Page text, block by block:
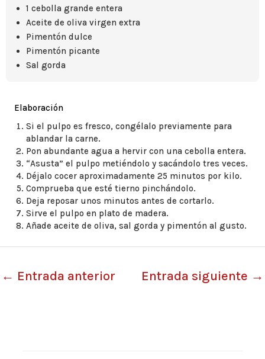
1 cebolla grande entera
Aceite de oliva virgen extra
Pimentón dulce
Pimentón picante
Sal gorda
Elaboración
Si el pulpo es fresco, congélalo previamente para
ablandar la carne.
Pon abundante agua a hervir con una cebolla entera.
“Asusta” el pulpo metiéndolo y sacándolo tres veces.
Déjalo cocer aproximadamente 25 minutos por kilo.
Comprueba que esté tierno pinchándolo.
Deja reposar unos minutos antes de cortarlo.
Sirve el pulpo en plato de madera.
Añade aceite de oliva, sal gorda y pimentón al gusto.
← Entrada anterior Entrada siguiente →